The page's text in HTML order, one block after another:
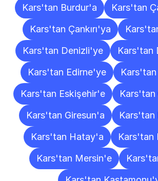
Kars'tan Burdur'a
Kars'tan
Kars'tan Çankırı'ya
Kars'tan Denizli'ye
Kars'tan
Kars'tan Edirne'ye
Kars'tan Eskişehir'e
Kars'tan Giresun'a
Kars'tan Hatay'a
Kars'tan
Kars'tan Mersin'e